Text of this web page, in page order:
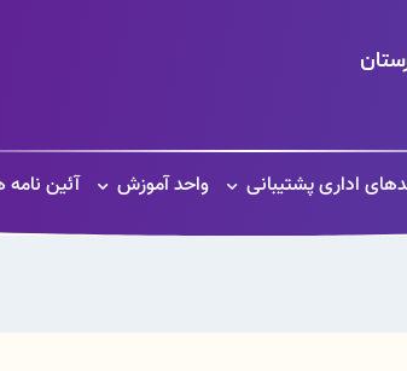
اداری پشتیبانی واحد آموزش آئین